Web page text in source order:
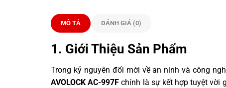
MÔ TẢ ĐÁNH GIÁ (0)
1. Giới Thiệu Sản Phẩm
Trong kỷ nguyên đổi mới về an ninh và công
AVOLOCK AC-997F chính là sự kết hợp tuyệt vời